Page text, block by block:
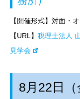
【開催形式】対面・
【URL】 税理士法人
見学会
8月22日（